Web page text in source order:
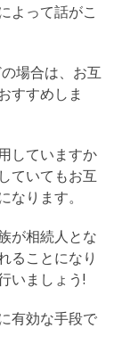
よって話がこ
場合は、お互
すすめしま
していますか
ていてもお互
なります。
が相続人とな
ることになり
いましょう!
有効な手段で